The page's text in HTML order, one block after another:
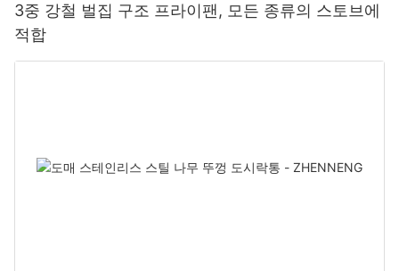
3중 강철 벌집 구조 프라이팬, 모든 종류의 스토브에
적합